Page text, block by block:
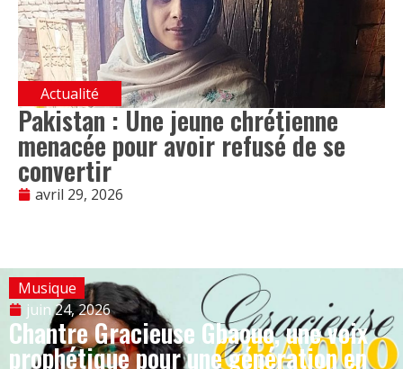
Actualité
Pakistan : Une jeune chrétienne
menacée pour avoir refusé de se
convertir
avril 29, 2026
Musique
juin 24, 2026
Chantre Gracieuse Gbaouo, une voix
prophétique pour une génération en